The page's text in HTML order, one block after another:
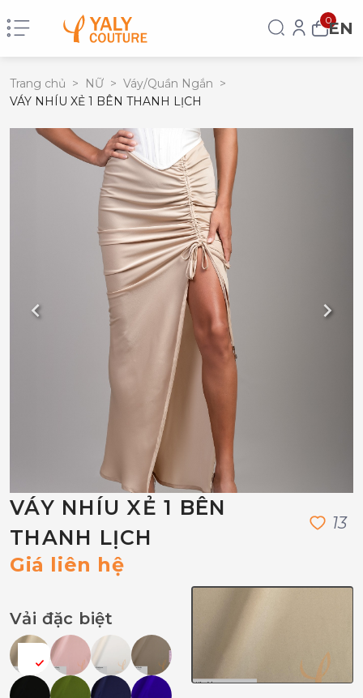
0EN
Trang chủ > NỮ > Váy/Quần Ngắn >
VÁY NHÍU XẺ 1 BÊN THANH LỊCH
VÁY NHÍU XẺ 1 BÊN
THANH LỊCH
13
Giá liên hệ
Vải đặc biệt